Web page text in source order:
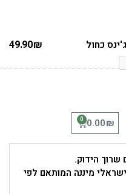
49.90₪
0.00₪
0
שרוך הידוק.
מיננה המותאם לפי